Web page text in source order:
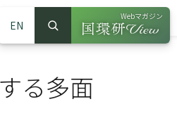
EN
サイト内検索
検索
Webマガジン
（別ウインドウ
る多面